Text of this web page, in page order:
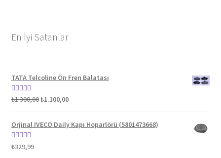
En İyi Satanlar
TATA Telcoline Ön Fren Balatası
5 üzerinden
₺1.300,00Orijinal
₺1.300,00.
₺1.100,00Şu
fiyat:
₺1.100,00.
Orjinal IVECO Daily Kapı Hoparlörü (5801473668)
5 üzerinden
₺329,99